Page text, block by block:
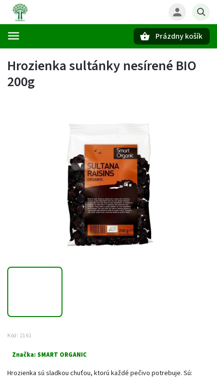
Prázdny košík
Hrozienka sultánky nesírené BIO
200g
Kód: 2161
Značka: SMART ORGANIC
Hrozienka sú sladkou chuťou, ktorú každé pečivo potrebuje. Sú: